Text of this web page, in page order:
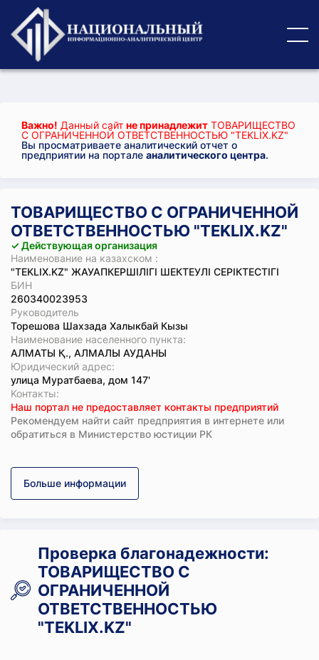
Важно! Данный сайт не принадлежит ТОВАРИЩЕСТВО
С ОГРАНИЧЕННОЙ ОТВЕТСТВЕННОСТЬЮ "TEKLIX.KZ"
Вы просматриваете аналитический отчет о
предприятии на портале аналитического центра.
ТОВАРИЩЕСТВО С ОГРАНИЧЕННОЙ
ОТВЕТСТВЕННОСТЬЮ "TEKLIX.KZ"
✓ Действующая организация
Наименование на казахском :
"TEKLIX.KZ" ЖАУАПКЕРШІЛІГІ ШЕКТЕУЛІ СЕРІКТЕСТІГІ
БИН
260340023953
Руководитель
Торешова Шахзада Халыкбай Кызы
Наименование населенного пункта:
АЛМАТЫ Қ., АЛМАЛЫ АУДАНЫ
Юридический адрес:
улица Муратбаева, дом 147'
Koнтaкты:
Наш портал не предоставляет контакты предприятий
Рекомендуем найти сайт предприятия в интернете или
обратиться в Министерство юстиции РК
Больше информации
Проверка благонадежности:
ТОВАРИЩЕСТВО С
ОГРАНИЧЕННОЙ
ОТВЕТСТВЕННОСТЬЮ
"TEKLIX.KZ"